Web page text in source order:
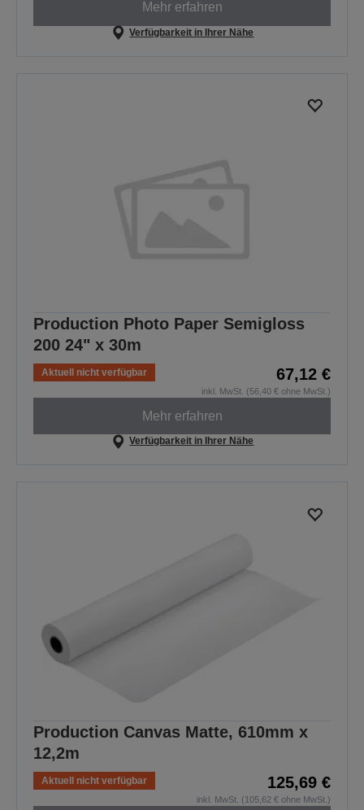
Mehr erfahren
Verfügbarkeit in Ihrer Nähe
Production Photo Paper Semigloss
200 24" x 30m
Aktuell nicht verfügbar 67,12 €
inkl. MwSt. (56,40 € ohne MwSt.)
Mehr erfahren
Verfügbarkeit in Ihrer Nähe
Production Canvas Matte, 610mm x
12,2m
Aktuell nicht verfügbar 125,69 €
inkl. MwSt. (105,62 € ohne MwSt.)